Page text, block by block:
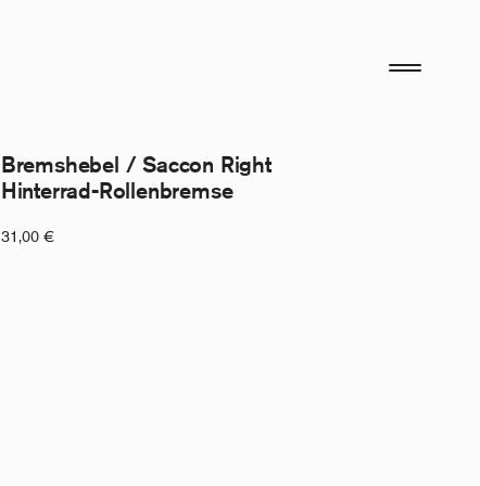
Bremshebel / Saccon Right
Hinterrad-Rollenbremse
31,00 €